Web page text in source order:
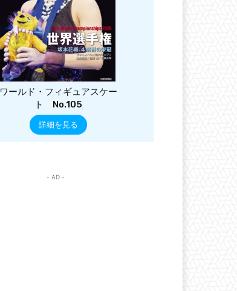
ワールド・フィギュアスケー
ト No.105
詳細を見る
- AD -